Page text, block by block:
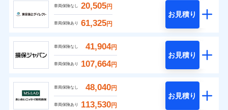
車両保険なし 20,505円
車両保険あり 61,325円
お見積り
車両保険なし 41,904円
車両保険あり 107,664円
お見積り
車両保険なし 48,040円
車両保険あり 113,530円
お見積り